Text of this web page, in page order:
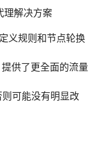
理解决方案
义规则和节点轮换
供了更全面的流量
可能没有明显改